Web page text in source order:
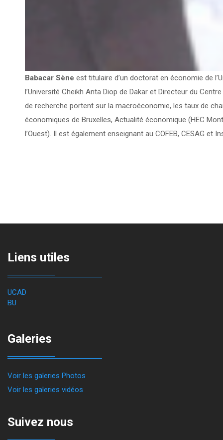
Babacar Sène est titulaire d’un doctorat en économie de
l’Université Cheikh Anta Diop de Dakar et Directeur du
de recherche portent sur la macroéconomie, les taux de
économiques de Bruxelles, Actualité économique (HEC
l’Ouest). Il est également enseignant au COFEB, CESAG et
Liens utiles
UCAD
BU
Galeries
Voir les galeries Photos
Voir les galeries vidéos
Suivez nous